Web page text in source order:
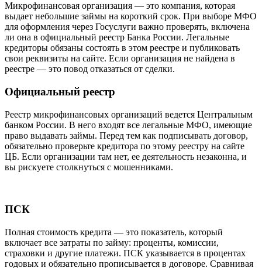
Микрофинансовая организация — это компания, которая
выдает небольшие займы на короткий срок. При выборе МФО
для оформления через Госуслуги важно проверять, включена
ли она в официальный реестр Банка России. Легальные
кредиторы обязаны состоять в этом реестре и публиковать
свои реквизиты на сайте. Если организация не найдена в
реестре — это повод отказаться от сделки.
Официальный реестр
Реестр микрофинансовых организаций ведется Центральным
банком России. В него входят все легальные МФО, имеющие
право выдавать займы. Перед тем как подписывать договор,
обязательно проверьте кредитора по этому реестру на сайте
ЦБ. Если организации там нет, ее деятельность незаконна, и
вы рискуете столкнуться с мошенниками.
ПСК
Полная стоимость кредита — это показатель, который
включает все затраты по займу: проценты, комиссии,
страховки и другие платежи. ПСК указывается в процентах
годовых и обязательно прописывается в договоре. Сравнивая